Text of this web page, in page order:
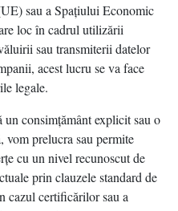
sau a Spaţiului Economic
loc în cadrul utilizării
sau transmiterii datelor
acest lucru se va face
legale.
consimţământ explicit sau o
vom prelucra sau permite
cu un nivel recunoscut de
prin clauzele standard de
cazul certificărilor sau a